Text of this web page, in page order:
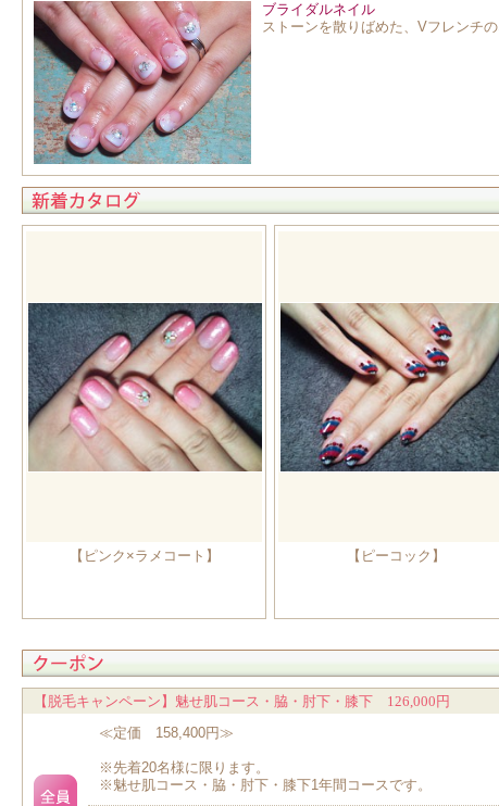
ブライダルネイル
ストーンを散りばめた、Vフレンチ
【ピンク×ラメコート】 【ピーコック】
【脱毛キャンペーン】魅せ肌コース・脇・肘下・膝下 126,000円
≪定価 158,400円≫
※先着20名様に限ります。
※魅せ肌コース・脇・肘下・膝下1年間コースです。